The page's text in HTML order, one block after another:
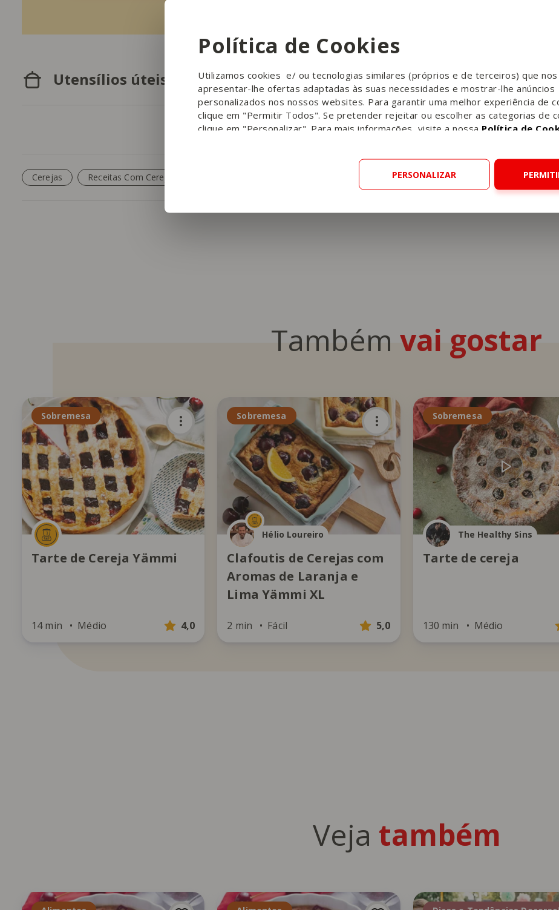
Política de Cookies
Utilizamos cookies e/ ou tecnologias similares (próprios e de terceiros) que
apresentar-lhe ofertas adaptadas às suas necessidades e mostrar-lhe anúncios
personalizados nos nossos websites. Para garantir uma melhor experiência de
clique em "Permitir Todos". Se pretender rejeitar ou escolher as categorias de
clique em "Personalizar". Para mais informações, visite a nossa Política de
PERSONALIZAR
Utensílios úteis
Cerejas Receitas Com Cerejas
Também vai gostar
Sobremesa
Tarte de Cereja Yämmi
14 min Médio 4,0
Sobremesa
Hélio Loureiro
Clafoutis de Cerejas com
Aromas de Laranja e
Lima Yämmi XL
2 min Fácil 5,0
Sobremesa
The Healthy Sins
Tarte de cereja
130 min Médio
Veja também